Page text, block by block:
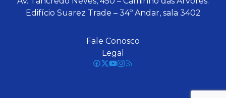
Edifício Suarez Trade – 34º Andar, sala 3402
Fale Conosco
Legal